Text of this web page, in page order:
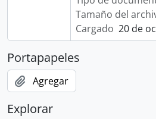
Tamaño del
Cargado 20 de
Portapapeles
Agregar
Explorar